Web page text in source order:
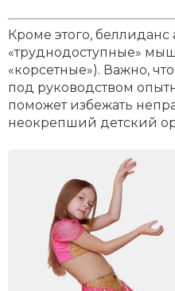
Кроме этого, беллиданс
«труднодоступные»
«корсетные»). Важно,
под руководством
поможет избежать
неокрепший детский